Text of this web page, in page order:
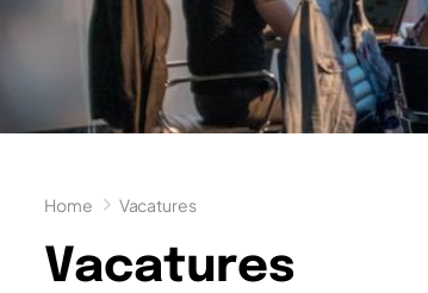
Home Vacatures
Vacatures